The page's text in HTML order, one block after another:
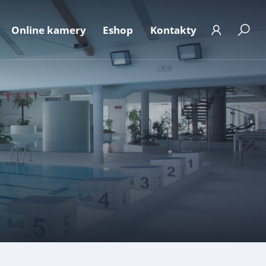
Aktuální obsazenost
Fotogalerie
FAQ
Kalendář akcí
stažení
osobních údajů
dle zák.106/1999
podatelna
Online kamery Eshop Kontakty